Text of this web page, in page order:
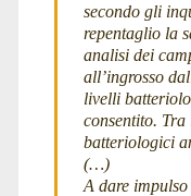
secondo gli
repentaglio la
analisi dei
all’ingrosso
livelli
consentito.
batteriologici
(…)
A dare impulso